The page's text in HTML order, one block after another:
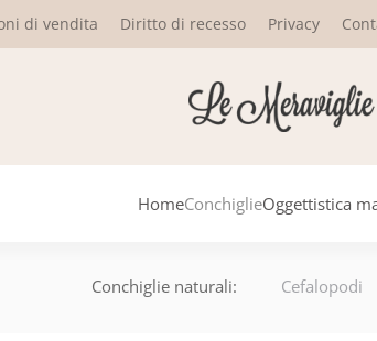
di vendita Diritto di recesso Privacy
HomeConchiglieOggettistica
Conchiglie naturali: Cefalopodi